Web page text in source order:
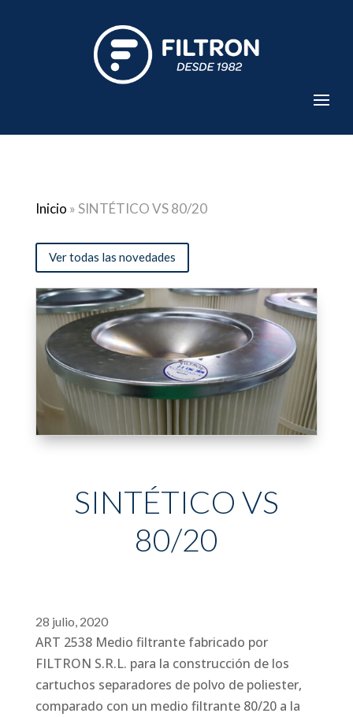
Inicio »SINTÉTICO VS 80/20
Ver todas las novedades
SINTÉTICO VS
80/20
28 julio, 2020
ART 2538 Medio filtrante fabricado por
FILTRON S.R.L. para la construcción de los
cartuchos separadores de polvo de poliester,
comparado con un medio filtrante 80/20 a la